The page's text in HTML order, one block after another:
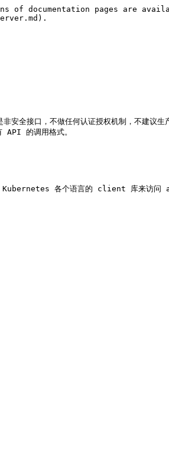
documentation pages are
，不做任何认证授权机制，不建议生产
的调用格式。
各个语言的 client 库来访问